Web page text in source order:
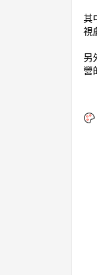
其
視
另
營